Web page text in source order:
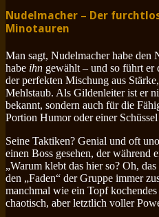
Nudelmacher – Der
Minotauren
Man sagt, Nudelmacher habe den
habe ihn gewählt – und so führt
der perfekten Mischung aus
Mehlstaub. Als Gildenleiter ist er
bekannt, sondern auch für die
Portion Humor oder einer
Seine Taktiken? Genial und oft
einen Boss gesehen, der während
„Warum klebt das hier so? Oh,
den „Faden“ der Gruppe immer
manchmal wie ein Topf
chaotisch, aber letztlich voller